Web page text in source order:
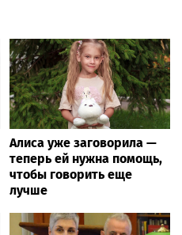
Алиса уже заговорила —
теперь ей нужна помощь,
чтобы говорить еще
лучше